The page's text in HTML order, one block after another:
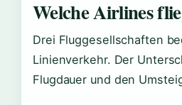
Welche Airlines
Drei Fluggesellschaften
Linienverkehr. Der
Flugdauer und den